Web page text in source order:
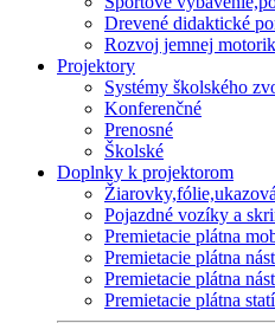
Drevené didaktické
Rozvoj jemnej
Projektory
Systémy školského
Konferenčné
Prenosné
Školské
Doplnky k projektorom
Pojazdné vozíky a
Premietacie plátna
Premietacie plátna
Premietacie plátna
Premietacie plátna